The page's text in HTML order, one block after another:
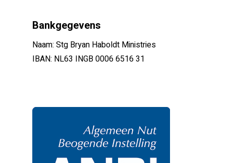
Bankgegevens
Naam: Stg Bryan Haboldt Ministries
IBAN: NL63 INGB 0006 6516 31